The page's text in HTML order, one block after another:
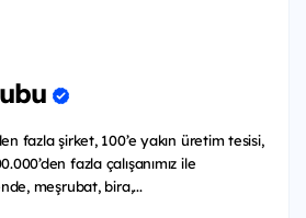
fazla şirket, 100’e yakın üretim tesisi,
fazla çalışanımız ile
meşrubat, bira,...